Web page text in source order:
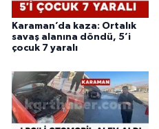
Karaman’da kaza: Ortalık
savaş alanına döndü, 5’i
çocuk 7 yaralı